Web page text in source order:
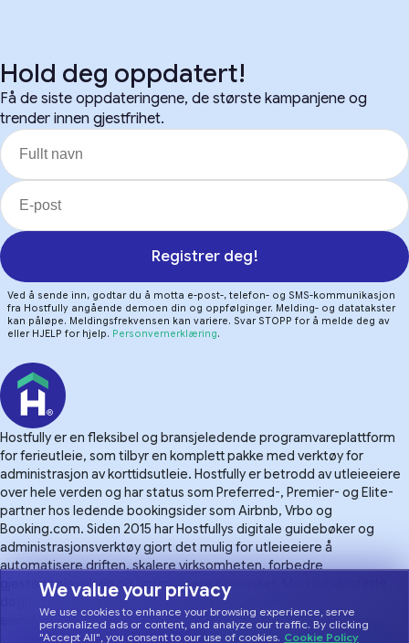
We value your privacy
We use cookies to enhance your browsing experience, serve
personalized ads or content, and analyze our traffic. By clicking
"Accept All", you consent to our use of cookies. Cookie Policy
Hold deg oppdatert!
Få de siste oppdateringene, de største kampanjene og
trender innen gjestfrihet.
Registrer deg!
Ved å sende inn, godtar du å motta e-post-, telefon- og SMS-kommunikasjon
fra Hostfully angående demoen din og oppfølginger. Melding- og datatakster
kan påløpe. Meldingsfrekvensen kan variere. Svar STOPP for å melde deg av
eller HJELP for hjelp. Personvernerklæring.
Hostfully er en fleksibel og bransjeledende programvareplattform
for ferieutleie, som tilbyr en komplett pakke med verktøy for
administrasjon av korttidsutleie. Hostfully er betrodd av utleieeiere
over hele verden og har status som Preferred-, Premier- og Elite-
partner hos ledende bookingsider som Airbnb, Vrbo og
Booking.com. Siden 2015 har Hostfullys digitale guidebøker og
administrasjonsverktøy gjort det mulig for utleieeiere å
automatisere driften, skalere virksomheten, forbedre
gjesteopplevelsen og optimalisere prosesser. Med kundestøtte
døgnet rundt og over 100 integrasjoner, gjør Hostfully
eiendomsforvaltning mer håndterlig.